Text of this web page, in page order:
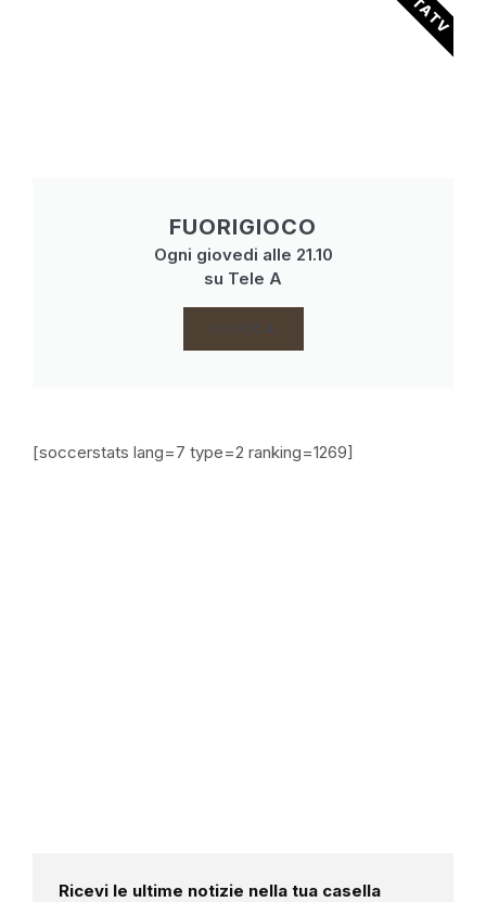
FUORIGIOCO
Ogni giovedi alle 21.10
su Tele A
CLICCA
[soccerstats lang=7 type=2 ranking=1269]
Ricevi le ultime notizie nella tua casella